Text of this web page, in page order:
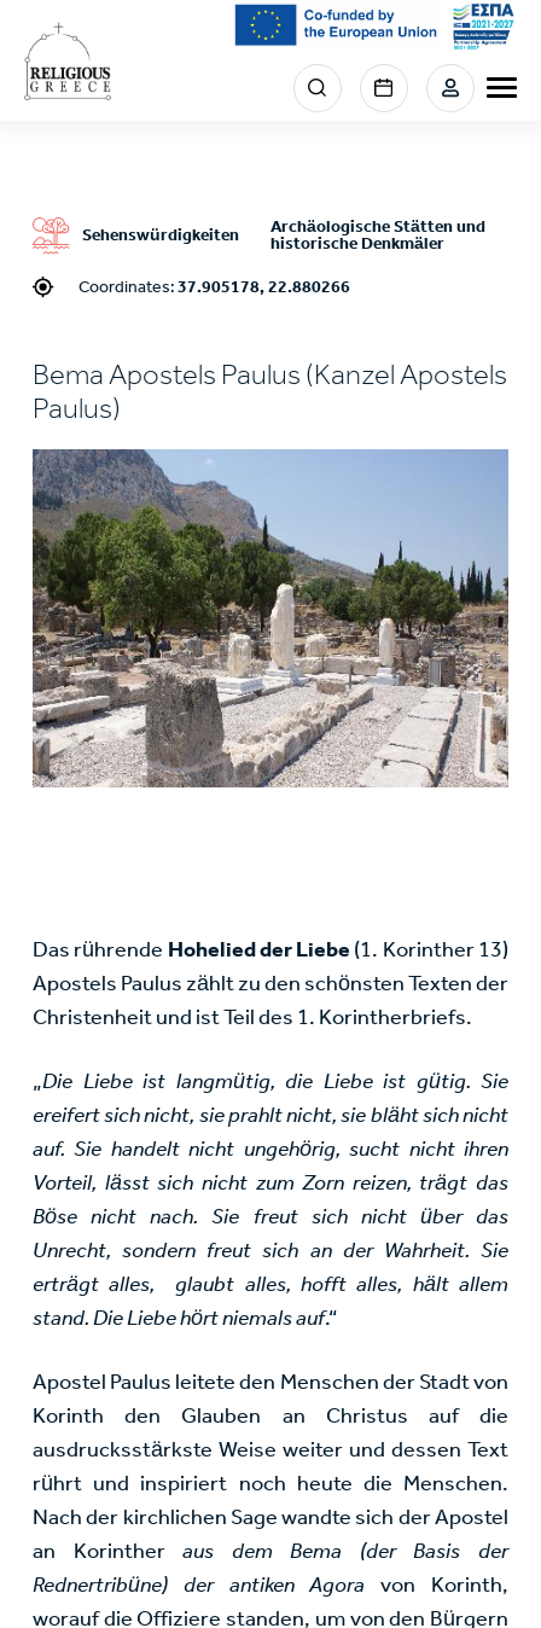
main
content
Menu
section
Sehenswürdigkeiten
Archäologische Stätten und
historische Denkmäler
Coordinates:37.905178, 22.880266
Bema Apostels Paulus (Kanzel Apostels
Paulus)
Das rührende Hohelied der Liebe (1. Korinther 13)
Apostels Paulus zählt zu den schönsten Texten der
Christenheit und ist Teil des 1. Korintherbriefs.
„Die Liebe ist langmütig, die Liebe ist gütig. Sie
ereifert sich nicht, sie prahlt nicht, sie bläht sich nicht
auf. Sie handelt nicht ungehörig, sucht nicht ihren
Vorteil, lässt sich nicht zum Zorn reizen, trägt das
Böse nicht nach. Sie freut sich nicht über das
Unrecht, sondern freut sich an der Wahrheit. Sie
erträgt alles, glaubt alles, hofft alles, hält allem
stand. Die Liebe hört niemals auf.“
Apostel Paulus leitete den Menschen der Stadt von
Korinth den Glauben an Christus auf die
ausdrucksstärkste Weise weiter und dessen Text
rührt und inspiriert noch heute die Menschen.
Nach der kirchlichen Sage wandte sich der Apostel
an Korintheraus dem Bema (der Basis der
Rednertribüne) der antiken Agora von Korinth,
worauf die Offiziere standen, um von den Bürgern